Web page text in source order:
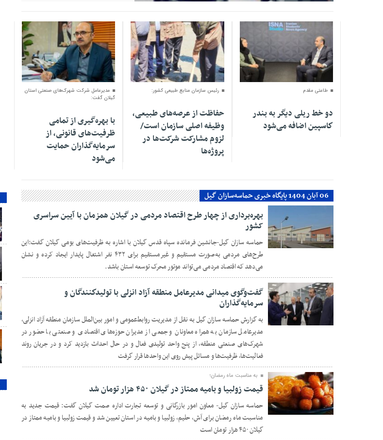
طاعتی مقدم
دو خط ریلی دیگر به بندر
كاسپین اضافه می‌شود
۰۱ اسفند ۱۴۰۴
رئیس سازمان منابع طبیعی کشور:
حفاظت از عرصه‌های طبیعی،
وظیفه اصلی سازمان است/
لزوم مشارکت شرکت‌ها در
پروژه‌ها
۳۰ بهمن ۱۴۰۴
مدیرعامل شرکت شهرک‌های صنعتی استان
گیلان گفت:
با بهره‌گیری از تمامی
ظرفیت‌های قانونی، از
سرمایه‌گذاران حمایت
می‌شود
06 آبان 1404 پایگاه خبری حماسه‌سازان گیل
۳۰ بهمن ۱۴۰۴
بهره‌برداری از چهار طرح اقتصاد مردمی در گیلان همزمان با آیین سراسری
کشور
حماسه سازان گیل-جانشین فرمانده سپاه قدس گیلان با اشاره به ظرفیت‌های بومی گیلان گفت:این
طرح‌های مردمی به‌صورت مستقیم و غیرمستقیم برای ۴۳۲ نفر اشتغال پایدار ایجاد کرده و نشان
می‌دهد که اقتصاد مردمی می‌تواند موتور محرک توسعه استان باشد.
گفت‌وگوی میدانی مدیرعامل منطقه آزاد انزلی با تولیدكنندگان و
سرمایه‌گذاران
به گزارش حماسه سازان گیل به نقل از مدیریت روابط‌عمومی و امور بین‌الملل سازمان منطقه آزاد انزلی،
مدیرعامل سازمان به همراه معاونان و جمعی از مدیران حوزه‌های اقتصادی و صنعتی با حضور در
شهرک‌های صنعتی منطقه، از پنج واحد تولیدی فعال و در حال احداث بازدید کرد و در جریان روند
فعالیت‌ها، ظرفیت‌ها و مسائل پیش‌ روی این واحدها قرار گرفت
۳۰ بهمن ۱۴۰۴
به مناسبت ماه رمضان؛
قیمت زولبیا و بامیه ممتاز در گیلان ۴۵۰ هزار تومان شد
حماسه سازان گیل- معاون امور بازرگانی و توسعه تجارت اداره صمت گیلان گفت: قیمت جدید به
مناسبت ماه رمضان برای آش، حلیم، زولبیا و بامیه در استان تعیین شد و قیمت زولبیا و بامیه ممتاز در
گیلان ۴۵۰ هزار تومان است